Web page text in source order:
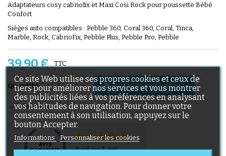
Adaptateurs cosy cabriofix et Maxi Cosi Rock pour poussette Bébé
Confort
Sièges auto compatibles : Pebble 360, Coral 360, Coral, Tinca,
Marble, Rock, CabrioFix, Pebble Plus, Pebble Pro, Pebble
39,90 € TTC
Quantité  Ajouter au panier
En stock
Basé sur 1 avis
Ce site Web utilise ses propres cookies et ceux de
tiers pour améliorer nos services et vous montrer
des publicités liées à vos préférences en analysant
vos habitudes de navigation. Pour donner votre
consentement à son utilisation, appuyez sur le
bouton Accepter.
Informations Personnaliser les cookies